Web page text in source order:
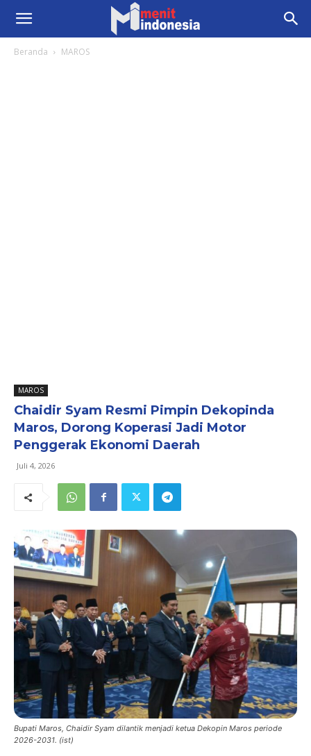
Beranda MAROS
MAROS
Chaidir Syam Resmi Pimpin Dekopinda
Maros, Dorong Koperasi Jadi Motor
Penggerak Ekonomi Daerah
Juli 4, 2026
Bupati Maros, Chaidir Syam dilantik menjadi ketua Dekopin Maros periode
2026-2031. (ist)